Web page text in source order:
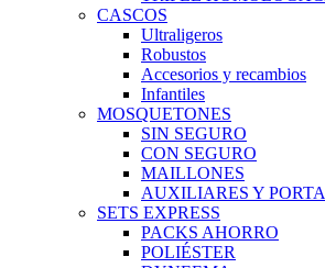
CASCOS
Ultraligeros
Robustos
Accesorios y recambios
Infantiles
MOSQUETONES
SIN SEGURO
CON SEGURO
MAILLONES
AUXILIARES Y
SETS EXPRESS
PACKS AHORRO
POLIÉSTER